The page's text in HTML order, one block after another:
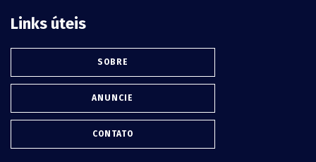
Links úteis
SOBRE
ANUNCIE
CONTATO